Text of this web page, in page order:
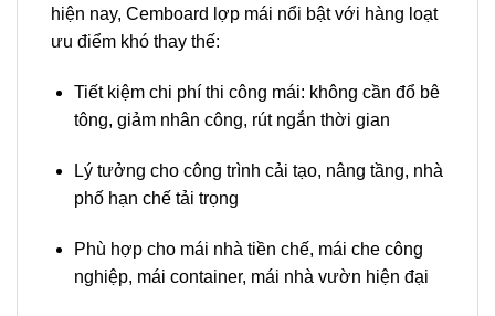
hiện nay, Cemboard lợp mái nổi bật với hàng loạt
ưu điểm khó thay thế:
Tiết kiệm chi phí thi công mái: không cần đổ bê
tông, giảm nhân công, rút ngắn thời gian
Lý tưởng cho công trình cải tạo, nâng tầng, nhà
phố hạn chế tải trọng
Phù hợp cho mái nhà tiền chế, mái che công
nghiệp, mái container, mái nhà vườn hiện đại